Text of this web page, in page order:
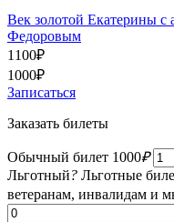
Век золотой Екатерины
Федоровым
1100₽
1000₽
Записаться
Заказать билеты
Обычный билет 1000₽
Льготный? Льготные
ветеранам, инвалидам и